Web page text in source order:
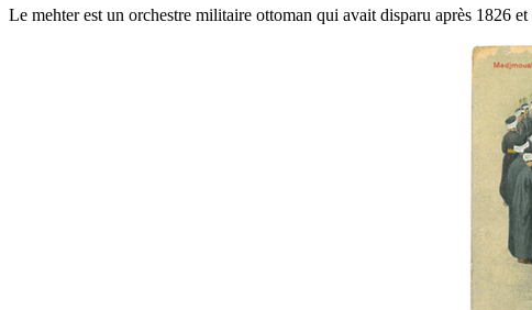
Le mehter est un orchestre militaire ottoman qui avait disparu après 1826